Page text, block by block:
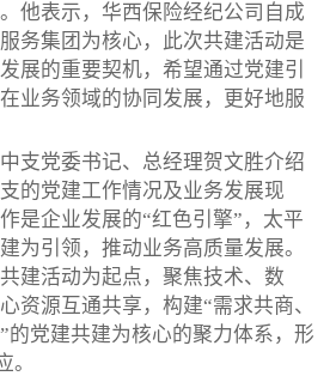
他表示，华西保险经纪公司自成
务集团为核心，此次共建活动是
展的重要契机，希望通过党建引
业务领域的协同发展，更好地服
支党委书记、总经理贺文胜介绍
的党建工作情况及业务发展现
是企业发展的“红色引擎”，太平
为引领，推动业务高质量发展。
建活动为起点，聚焦技术、数
资源互通共享，构建“需求共商、
的党建共建为核心的聚力体系，形
。